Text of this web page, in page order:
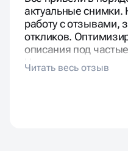
актуальные снимки.
работу с отзывами,
откликов.
описания под
Через недели рост
переходов.